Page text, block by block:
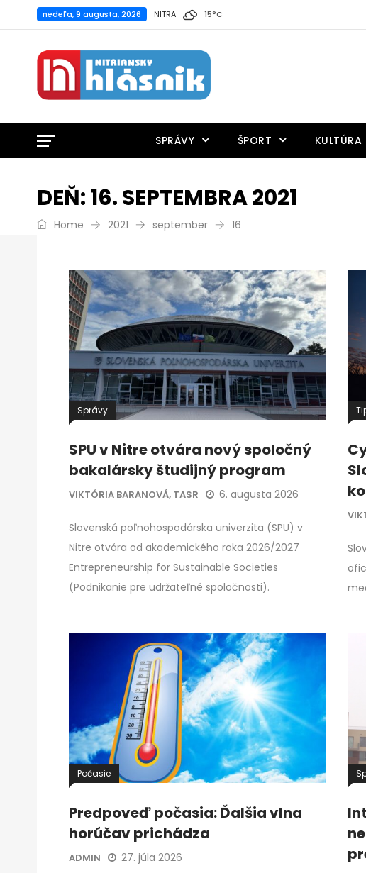
nedeľa, 9 augusta, 2026 NITRA 15°C
SPRÁVY ŠPORT KULTÚRA
DEŇ:16. SEPTEMBRA 2021
Home 2021 september 16
Správy
SPU v Nitre otvára nový spoločný
bakalársky študijný program
VIKTÓRIA BARANOVÁ, TASR 6. augusta 2026
Slovenská poľnohospodárska univerzita (SPU) v
Nitre otvára od akademického roka 2026/2027
Entrepreneurship for Sustainable Societies
(Podnikanie pre udržateľné spoločnosti).
Počasie
Predpoveď počasia: Ďalšia vlna
horúčav prichádza
ADMIN 27. júla 2026